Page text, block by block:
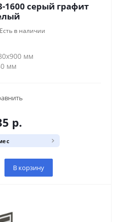
1600 серый графит
Есть в наличии
мм
мм
р.
В корзину